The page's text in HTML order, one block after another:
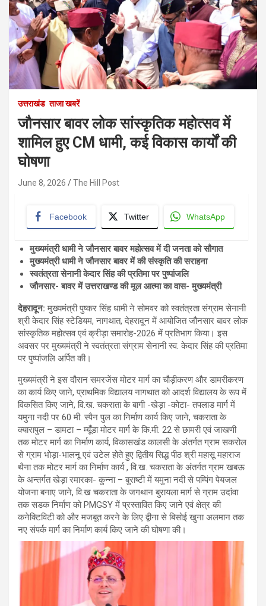
उत्तराखंड ताजा खबरें
जौनसार बावर लोक सांस्कृतिक महोत्सव में
शामिल हुए CM धामी, कई विकास कार्यों की
घोषणा
June 8, 2026 The Hill Post
Facebook Twitter WhatsApp
मुख्यमंत्री धामी ने जौनसार बावर महोत्सव में दी जनता को सौगात
मुख्यमंत्री धामी ने जौनसार बावर में की संस्कृति की सराहना
स्वतंत्रता सेनानी केदार सिंह की प्रतिमा पर पुष्पांजलि
जौनसार- बावर में उत्तराखण्ड की मूल आत्मा का वास- मुख्यमंत्री
देहरादून: मुख्यमंत्री पुष्कर सिंह धामी ने सोमवर को स्वतंत्रता संग्राम सेनानी
श्री केदार सिंह स्टेडियम, नागथात, देहरादून में आयोजित जौनसार बावर लोक
सांस्कृतिक महोत्सव एवं क्रीड़ा समारोह-2026 में प्रतिभाग किया। इस
अवसर पर मुख्यमंत्री ने स्वतंत्रता संग्राम सेनानी स्व. केदार सिंह की प्रतिमा
पर पुष्पांजलि अर्पित की।
मुख्यमंत्री ने इस दौरान समरजेंस मोटर मार्ग का चौड़ीकरण और डामरीकरण
का कार्य किए जाने, प्राथमिक विद्यालय नागथात को आदर्श विद्यालय के रूप में
विकसित किए जाने, वि.ख. चकराता के बागी -खेड़ा -कोटा- तपलाड मार्ग में
यमुना नदी पर 60 मी. स्पैन पुल का निर्माण कार्य किए जाने, चकराता के
क्यारापुल – डामटा – म्यूँडा मोटर मार्ग के कि.मी. 22 से छामरी एवं जाखणी
तक मोटर मार्ग का निर्माण कार्य, विकासखंड कालसी के अंतर्गत ग्राम सकरोल
से ग्राम भोड़ा-भालनू एवं उटेल होते हुए द्वितीय सिद्ध पीठ श्री महासू महाराज
थैना तक मोटर मार्ग का निर्माण कार्य , वि.ख. चकराता के अंतर्गत ग्राम खबऊ
के अन्तर्गत खेड़ा रमारका- कुन्ना – बुराष्टी में यमुना नदी से पम्पिंग पेयजल
योजना बनाए जाने, वि.ख चकराता के जगथान बुरायला मार्ग से ग्राम उदांवा
तक सडक निर्माण को PMGSY में प्रस्तावित किए जाने एवं क्षेत्र की
कनेक्टिविटी को और मजबूत करने के लिए द्वीना से बिसोई खुना अलमान तक
नए संपर्क मार्ग का निर्माण कार्य किए जाने की घोषणा की।